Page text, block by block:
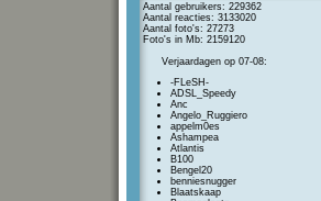
Aantal gebruikers: 229362
Aantal reacties: 3133020
Aantal foto's: 27273
Foto's in Mb: 2159120
Verjaardagen op 07-08:
-FLeSH-
ADSL_Speedy
Anc
Angelo_Ruggiero
appelm0es
Ashampea
Atlantis
B100
Bengel20
benniesnugger
Blaatskaap